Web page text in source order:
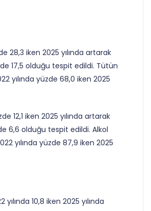
28,3 iken 2025 yılında artarak
17,5 olduğu tespit edildi. Tütün
yılında yüzde 68,0 iken 2025
12,1 iken 2025 yılında artarak
6,6 olduğu tespit edildi. Alkol
yılında yüzde 87,9 iken 2025
10,8 iken 2025 yılında